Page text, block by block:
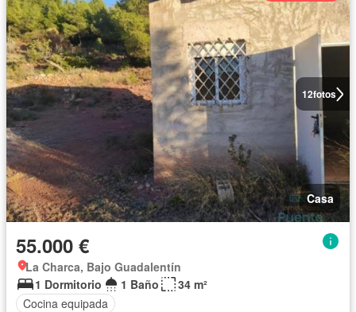
12fotos
Casa
55.000 €
La Charca, Bajo Guadalentín
1 Dormitorio
1 Baño
34 m²
Cocina equipada